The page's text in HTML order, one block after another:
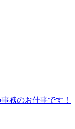
務のお仕事です！